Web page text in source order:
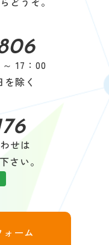
17：00
除く
せは
さい。
ーム